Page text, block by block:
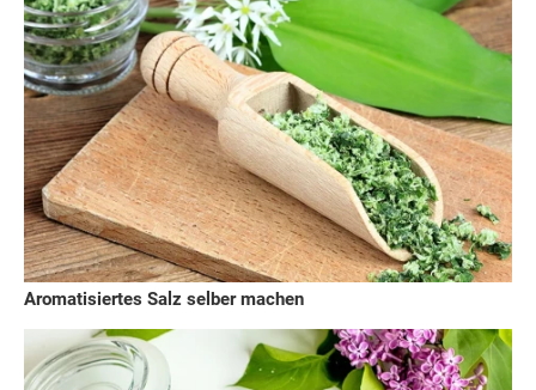
Aromatisiertes Salz selber machen